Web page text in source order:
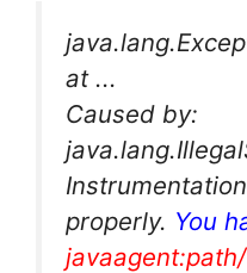
at ...
Caused by:
properly. You